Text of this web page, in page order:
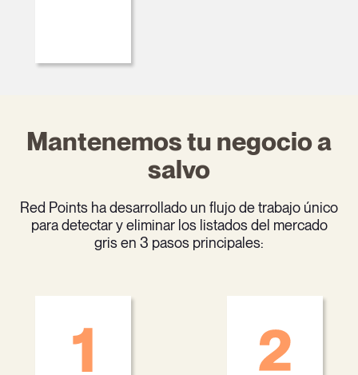
Mantenemos tu negocio a
salvo
Red Points ha desarrollado un flujo de trabajo único
para detectar y eliminar los listados del mercado
gris en 3 pasos principales: